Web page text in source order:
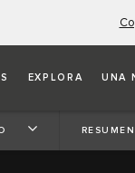
EXPLORA UNA
RESUMEN
DE